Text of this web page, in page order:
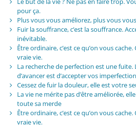
pour ça.
Plus vous vous améliorez, plus vous
Fuir la souffrance, c’est la souffrance.
inévitable.
Être ordinaire, c’est ce qu’on vous
vraie vie.
La recherche de perfection est une fuite.
d’avancer est d’accepter vos
Cessez de fuir la douleur, elle est votre
La vie ne mérite pas d’être améliorée,
toute sa merde
Être ordinaire, c’est ce qu’on vous
vraie vie.